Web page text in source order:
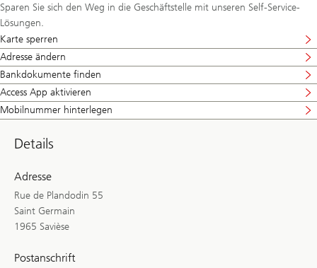
Sparen Sie sich den Weg in die Geschäftstelle mit unseren Self-Service-
Lösungen.
Karte sperren
Adresse ändern
Bankdokumente finden
Access App aktivieren
Mobilnummer hinterlegen
Details
Adresse
Rue de Plandodin 55
Saint Germain
1965 Savièse
Postanschrift